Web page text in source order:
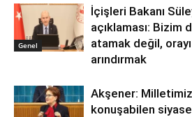
Genel
İçişleri Bakanı
açıklaması: Bizim
atamak değil,
arındırmak
Akşener:
konuşabilen